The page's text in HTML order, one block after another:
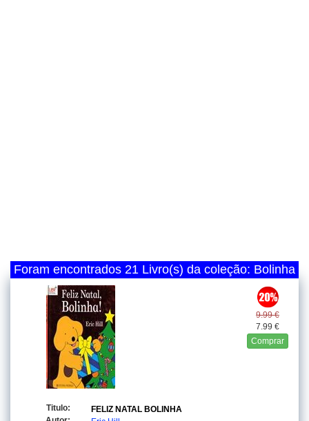
Foram encontrados 21 Livro(s) da coleção: Bolinha
9.99 €
7.99 €
Comprar
Titulo:
FELIZ NATAL BOLINHA